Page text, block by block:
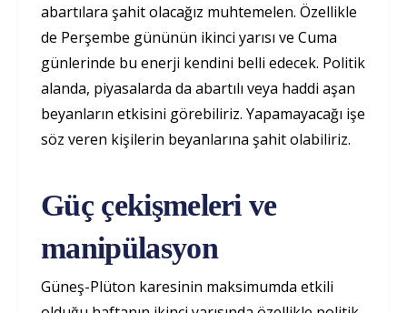
abartılara şahit olacağız muhtemelen. Özellikle
de Perşembe gününün ikinci yarısı ve Cuma
günlerinde bu enerji kendini belli edecek. Politik
alanda, piyasalarda da abartılı veya haddi aşan
beyanların etkisini görebiliriz. Yapamayacağı işe
söz veren kişilerin beyanlarına şahit olabiliriz.
Güç çekişmeleri ve
manipülasyon
Güneş-Plüton karesinin maksimumda etkili